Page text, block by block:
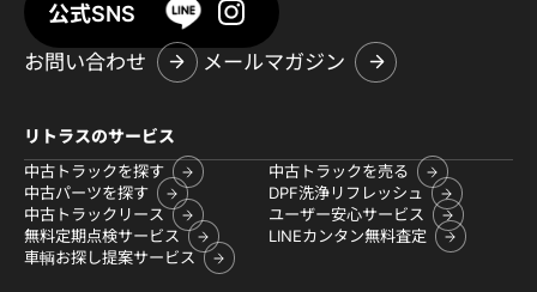
公式SNS
お問い合わせ
メールマガジン
リトラスのサービス
中古トラックを探す
中古トラックを売る
中古パーツを探す
DPF洗浄リフレッシュ
中古トラックリース
ユーザー安心サービス
無料定期点検サービス
LINEカンタン無料査定
車輌お探し提案サービス